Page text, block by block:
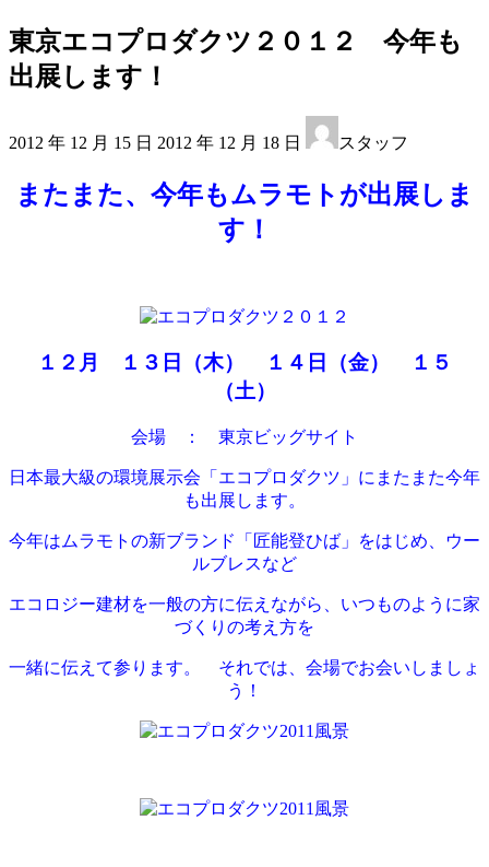
東京エコプロダクツ２０１２ 今年も
出展します！
2012 年 12 月 15 日 終
新
2012 年 12 月 18 日 スタッフ
またまた、今年もムラモトが出展しま
す！
１２月 １３日（木） １４日（金） １５
（土）
会場 ： 東京ビッグサイト
日本最大級の環境展示会「エコプロダクツ」にまたまた今年
も出展します。
今年はムラモトの新ブランド「匠能登ひば」をはじめ、ウー
ルブレスなど
エコロジー建材を一般の方に伝えながら、いつものように家
づくりの考え方を
一緒に伝えて参ります。 それでは、会場でお会いしましょ
う！